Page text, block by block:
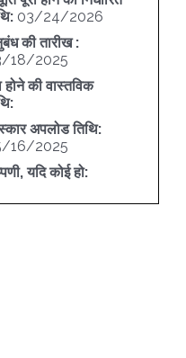
03/24/2026
की तारीख :
18/2025
होने की वास्तविक
अपलोड तिथि:
16/2025
यदि कोई हो: